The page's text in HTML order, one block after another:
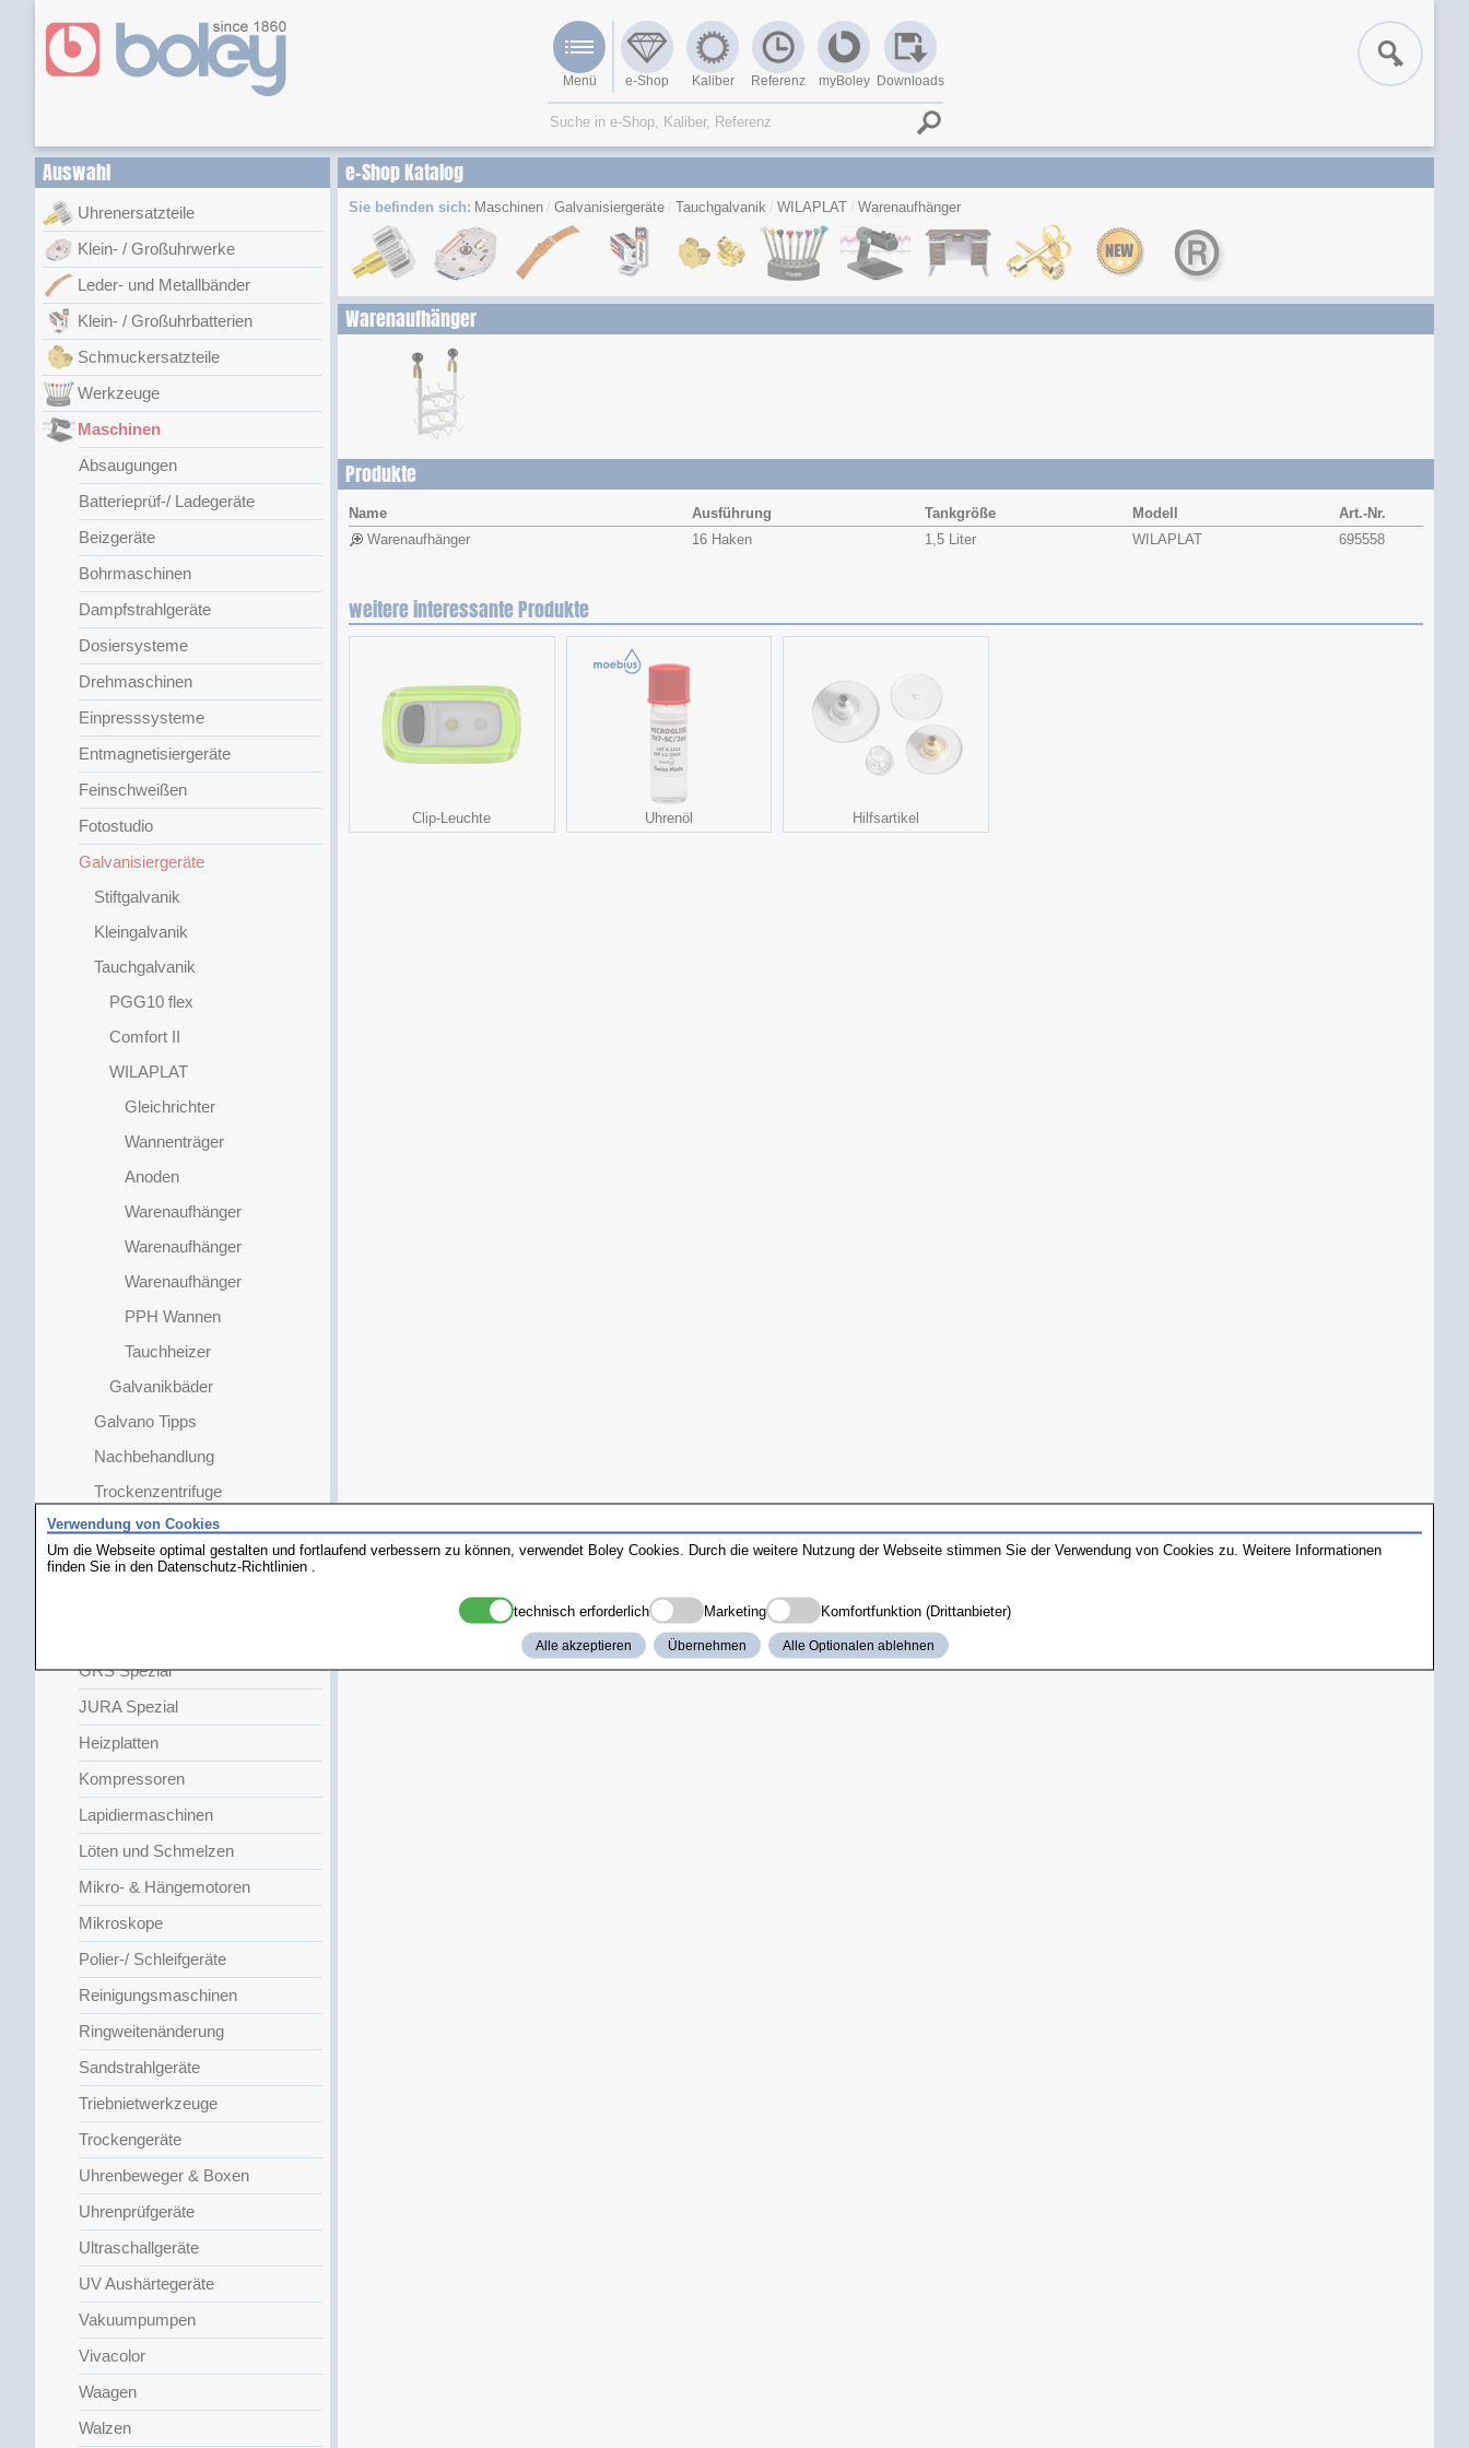
Menü e-Shop Kaliber Referenz myBoley Downloads
Auswahl
Uhrenersatzteile
Klein- / Großuhrwerke
Leder- und Metallbänder
Klein- / Großuhrbatterien
Schmuckersatzteile
Werkzeuge
Maschinen
Absaugungen
Batterieprüf-/ Ladegeräte
Beizgeräte
Bohrmaschinen
Dampfstrahlgeräte
Dosiersysteme
Drehmaschinen
Einpresssysteme
Entmagnetisiergeräte
Feinschweißen
Fotostudio
Galvanisiergeräte
Stiftgalvanik
Kleingalvanik
Tauchgalvanik
PGG10 flex
Comfort II
WILAPLAT
Gleichrichter
Wannenträger
Anoden
Warenaufhänger
Warenaufhänger
Warenaufhänger
PPH Wannen
Tauchheizer
Galvanikbäder
Galvano Tipps
Nachbehandlung
Trockenzentrifuge
Arbeitsschutz
Gießen & Wachsen
GRS Spezial
JURA Spezial
Heizplatten
Kompressoren
Lapidiermaschinen
Löten und Schmelzen
Mikro- & Hängemotoren
Mikroskope
Polier-/ Schleifgeräte
Reinigungsmaschinen
Ringweitenänderung
Sandstrahlgeräte
Triebnietwerkzeuge
Trockengeräte
Uhrenbeweger & Boxen
Uhrenprüfgeräte
Ultraschallgeräte
UV Aushärtegeräte
Vakuumpumpen
Vivacolor
Waagen
Walzen
e-Shop Katalog
Sie befinden sich: Maschinen Galvanisiergeräte Tauchgalvanik WILAPLAT Warenaufhänger
Warenaufhänger
Produkte
Name Ausführung Tankgröße Modell
Art.-Nr.
Warenaufhänger
16 Haken 1,5 Liter WILAPLAT 695558
weitere interessante Produkte
Clip-Leuchte Uhrenöl Hilfsartikel
Verwendung von Cookies
Um die Webseite optimal gestalten und fortlaufend verbessern zu können, verwendet Boley Cookies. Durch die weitere Nutzung der Webseite stimmen Sie der Verwendung von Cookies zu. Weitere Informationen
finden Sie in den Datenschutz-Richtlinien
technisch erforderlich Marketing Komfortfunktion (Drittanbieter)
Alle akzeptieren Übernehmen Alle Optionalen ablehnen